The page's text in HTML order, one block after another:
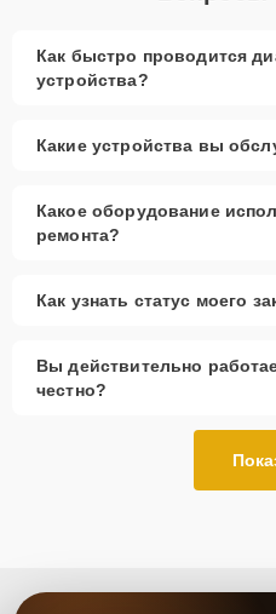
Как быстро проводится
устройства?
Какие устройства вы
Какое оборудование
ремонта?
Как узнать статус моего
Вы действительно
честно?